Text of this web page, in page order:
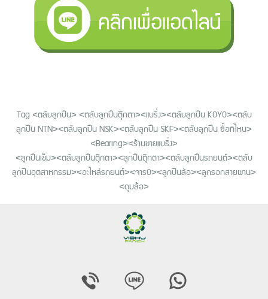
Tag <ตลับลูกปืน> <ตลับลูกปืนตุ๊กตา><แบริ่ง><ตลับลูกปืน KOYO><ตลับ
ลูกปืน NTN><ตลับลูกปืน NSK><ตลับลูกปืน SKF><ตลับลูกปืน ซื้อที่ไหน>
<Bearing><ร้านขายแบริ่ง>
<ลูกปืนเข็ม><ตลับลูกปืนตุ๊กตา><ลูกปืนตุ๊กตา><ตลับลูกปืนรถยนต์><ตลับ
ลูกปืนอุตสาหกรรม><อะไหล่รถยนต์><จารบี><ลูกปืนล้อ><ลูกรอกสายพาน>
<ดุมล้อ>